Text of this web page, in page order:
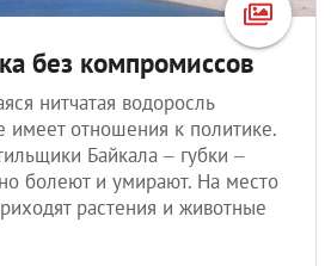
без компромиссов
нитчатая водоросль
имеет отношения к политике.
Байкала – губки –
болеют и умирают. На место
растения и животные